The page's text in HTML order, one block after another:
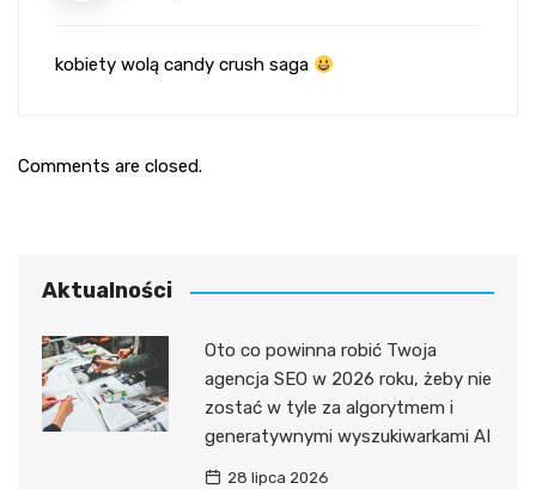
kobiety wolą candy crush saga
Comments are closed.
Aktualności
Oto co powinna robić Twoja
agencja SEO w 2026 roku, żeby nie
zostać w tyle za algorytmem i
generatywnymi wyszukiwarkami AI
28 lipca 2026